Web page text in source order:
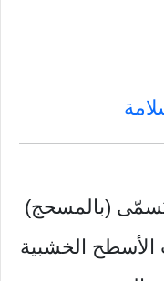
تُسمّى (بالمسحج)
الخشبية